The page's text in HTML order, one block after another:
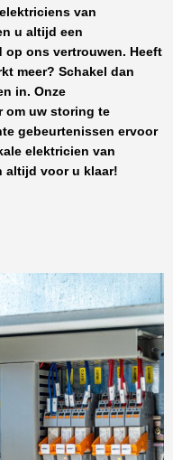
van
u altijd een
ons vertrouwen. Heeft
meer? Schakel dan
in. Onze
om uw storing te
gebeurtenissen ervoor
elektricien van
altijd voor u klaar!